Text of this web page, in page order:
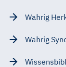
Wahrig
Wahrig